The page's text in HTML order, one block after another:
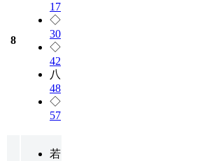
8
17
◇
30
◇
42
八
48
◇
57
若